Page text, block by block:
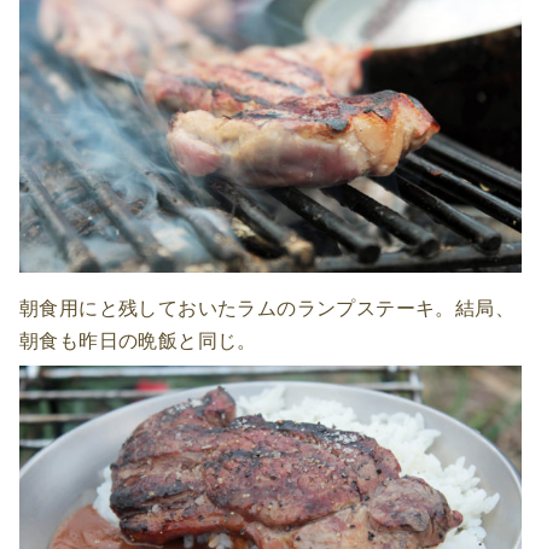
朝食用にと残しておいたラムのランプステーキ。結局、
朝食も昨日の晩飯と同じ。